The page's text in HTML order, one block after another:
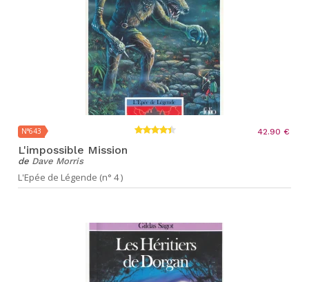
N°643 42.90 €
L'impossible Mission
de Dave Morris
L'Epée de Légende (n° 4 )